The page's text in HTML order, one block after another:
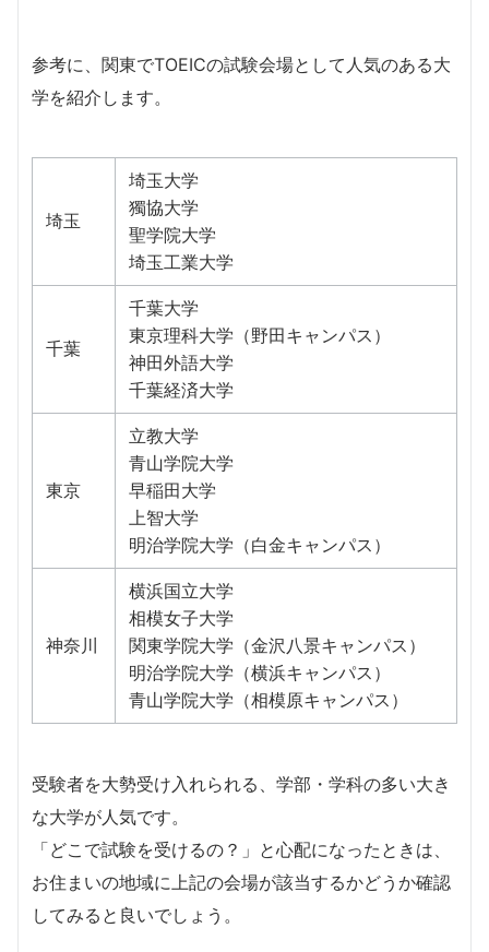
参考に、関東でTOEICの試験会場として人気のある大
学を紹介します。
埼玉
埼玉大学
獨協大学
聖学院大学
埼玉工業大学
千葉
千葉大学
東京理科大学（野田キャンパス）
神田外語大学
千葉経済大学
東京
立教大学
青山学院大学
早稲田大学
上智大学
明治学院大学（白金キャンパス）
神奈川
横浜国立大学
相模女子大学
関東学院大学（金沢八景キャンパス）
明治学院大学（横浜キャンパス）
青山学院大学（相模原キャンパス）
受験者を大勢受け入れられる、学部・学科の多い大き
な大学が人気です。
「どこで試験を受けるの？」と心配になったときは、
お住まいの地域に上記の会場が該当するかどうか確認
してみると良いでしょう。